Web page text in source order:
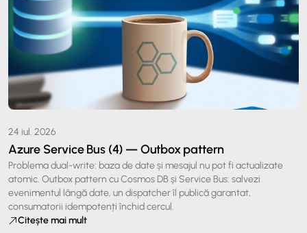
24 iul. 2026
Azure Service Bus (4) — Outbox pattern
Problema dual-write: baza de date și mesajul nu pot fi actualizate
atomic. Outbox pattern cu Cosmos DB și Service Bus: salvezi
evenimentul lângă date, un dispatcher îl publică garantat,
consumatorii idempotenți închid cercul.
Citește mai mult